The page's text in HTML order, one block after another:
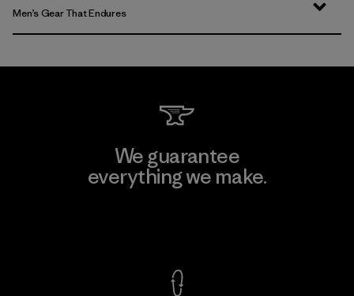
Men’s Gear That Endures
We guarantee
everything we make.